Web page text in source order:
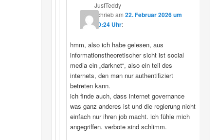
JustTeddy
schriebam 22. Februar 2026 um
20:24 Uhr:
hmm, also ich habe gelesen, aus
informationstheoretischer sicht ist social
media ein „darknet“, also ein teil des
internets, den man nur authentifiziert
betreten kann.
ich finde auch, dass internet governance
was ganz anderes ist und die regierung nicht
einfach nur ihren job macht. ich fühle mich
angegriffen. verbote sind schlimm.